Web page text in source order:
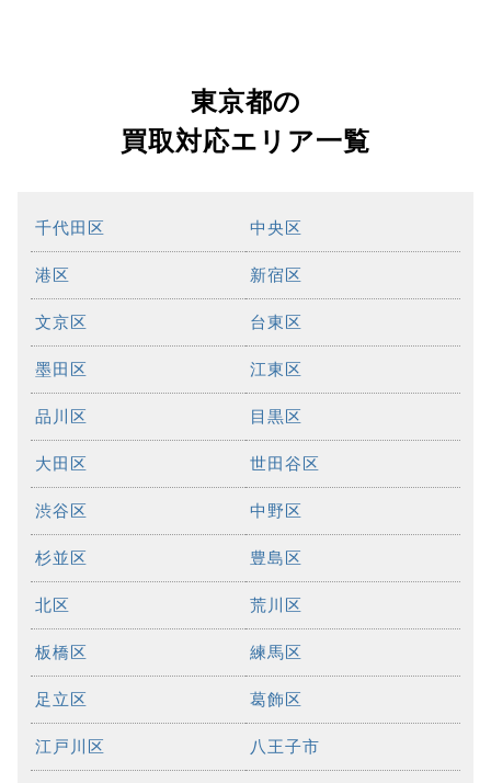
東京都の
買取対応エリア一覧
千代田区 中央区
港区 新宿区
文京区 台東区
墨田区 江東区
品川区 目黒区
大田区 世田谷区
渋谷区 中野区
杉並区 豊島区
北区 荒川区
板橋区 練馬区
足立区 葛飾区
江戸川区 八王子市